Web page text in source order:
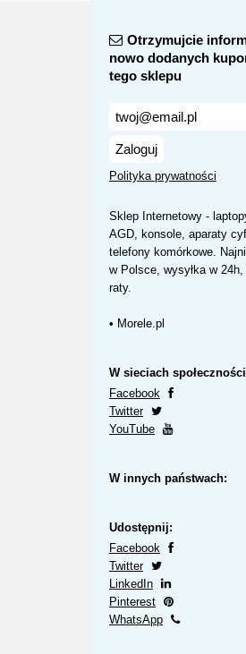
Otrzymujcie
nowo dodanych
tego sklepu
Zaloguj
Polityka prywatności
Sklep Internetowy -
AGD, konsole, aparaty
telefony komórkowe.
w Polsce, wysyłka w
raty.
• Morele.pl
W sieciach
Facebook
Twitter
YouTube
W innych państwach:
Udostępnij:
Facebook
Twitter
LinkedIn
Pinterest
WhatsApp